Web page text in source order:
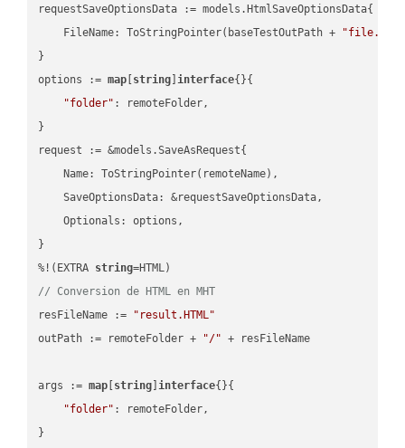
requestSaveOptionsData := models.HtmlSaveOptionsData{
    FileName: ToStringPointer(baseTestOutPath +
"file.PDF"
}
options := map string ]interface{}{
"folder" : remoteFolder,
}
request := &models.SaveAsRequest{
    Name: ToStringPointer(remoteName),
    SaveOptionsData: &requestSaveOptionsData,
    Optionals: options,
}
%!(EXTRA string
// Conversion de HTML en MHT
resFileName :=
"result.HTML"
outPath := remoteFolder +
"/" + resFileName
args := map string ]interface{}{
"folder" : remoteFolder,
}